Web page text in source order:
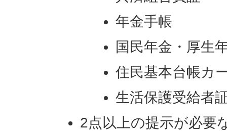
年金手帳
国民年金・厚生
住民基本台帳カ
生活保護受給者
2点以上の提示が必要